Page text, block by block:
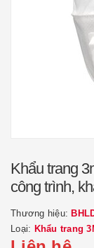
Khẩu trang
công trình,
Thương hiệu:
Loại: Khẩu trang